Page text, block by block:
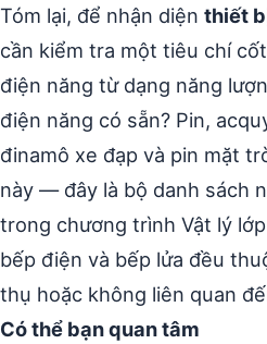
Tóm lại, để nhận diện thiết
cần kiểm tra một tiêu chí
điện năng từ dạng năng
điện năng có sẵn? Pin,
đinamô xe đạp và pin mặt
này — đây là bộ danh sách
trong chương trình Vật lý
bếp điện và bếp lửa đều
thụ hoặc không liên quan
Có thể bạn quan tâm